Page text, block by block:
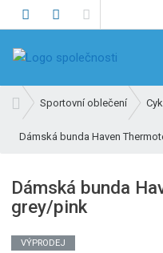
v
o
í
s
r
Sportovní oblečení
Dámská bunda Haven
Dámská bunda
grey/pink
VÝPRODEJ